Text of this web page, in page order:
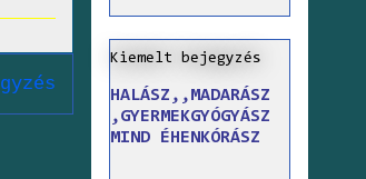
Kiemelt bejegyzés
HALÁSZ,,MADARÁSZ
,GYERMEKGYÓGYÁSZ
MIND ÉHENKÓRÁSZ